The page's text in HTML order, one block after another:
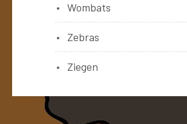
Wombats
Zebras
Ziegen